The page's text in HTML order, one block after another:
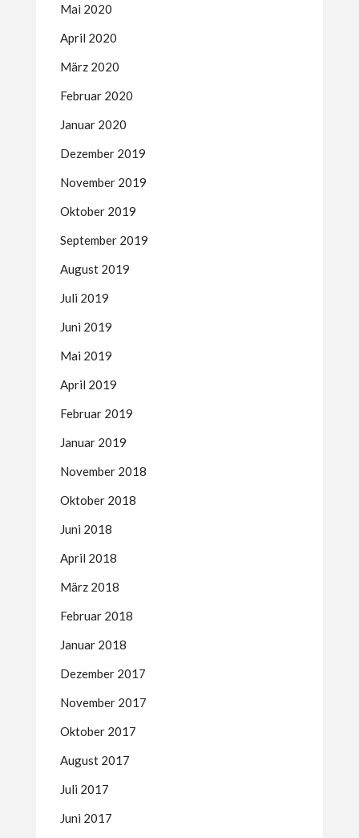
Mai 2020
April 2020
März 2020
Februar 2020
Januar 2020
Dezember 2019
November 2019
Oktober 2019
September 2019
August 2019
Juli 2019
Juni 2019
Mai 2019
April 2019
Februar 2019
Januar 2019
November 2018
Oktober 2018
Juni 2018
April 2018
März 2018
Februar 2018
Januar 2018
Dezember 2017
November 2017
Oktober 2017
August 2017
Juli 2017
Juni 2017